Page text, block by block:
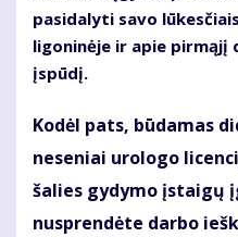
pasidalyti savo
ligoninėje ir apie pirmąjį
įspūdį.
Kodėl pats, būdamas
neseniai urologo
šalies gydymo įstaigų
nusprendėte darbo